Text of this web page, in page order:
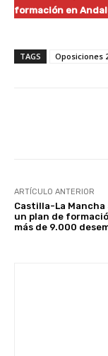
formación en
TAGS Oposiciones
ARTÍCULO ANTERIOR
Castilla-La Mancha
un plan de
más de 9.000